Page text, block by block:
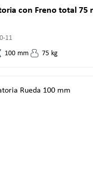
con Freno total 75
11
100 mm 75 kg